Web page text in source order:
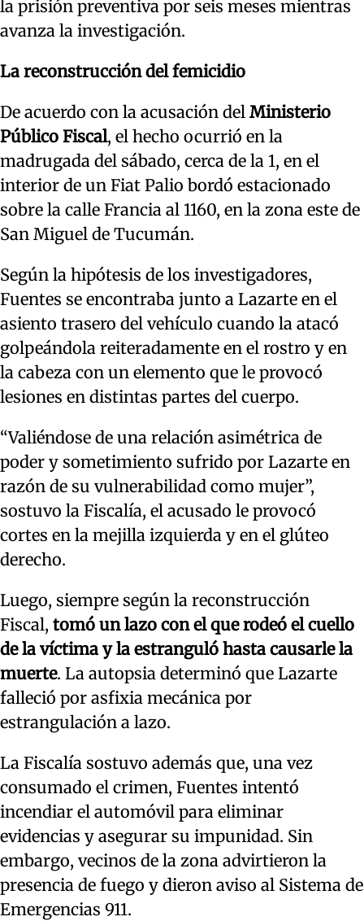
la prisión preventiva por seis meses mientras
avanza la investigación.
La reconstrucción del femicidio
De acuerdo con la acusación del Ministerio
Público Fiscal, el hecho ocurrió en la
madrugada del sábado, cerca de la 1, en el
interior de un Fiat Palio bordó estacionado
sobre la calle Francia al 1160, en la zona este de
San Miguel de Tucumán.
Según la hipótesis de los investigadores,
Fuentes se encontraba junto a Lazarte en el
asiento trasero del vehículo cuando la atacó
golpeándola reiteradamente en el rostro y en
la cabeza con un elemento que le provocó
lesiones en distintas partes del cuerpo.
“Valiéndose de una relación asimétrica de
poder y sometimiento sufrido por Lazarte en
razón de su vulnerabilidad como mujer”,
sostuvo la Fiscalía, el acusado le provocó
cortes en la mejilla izquierda y en el glúteo
derecho.
Luego, siempre según la reconstrucción
Fiscal, tomó un lazo con el que rodeó el cuello
de la víctima y la estranguló hasta causarle la
muerte. La autopsia determinó que Lazarte
falleció por asfixia mecánica por
estrangulación a lazo.
La Fiscalía sostuvo además que, una vez
consumado el crimen, Fuentes intentó
incendiar el automóvil para eliminar
evidencias y asegurar su impunidad. Sin
embargo, vecinos de la zona advirtieron la
presencia de fuego y dieron aviso al Sistema de
Emergencias 911.